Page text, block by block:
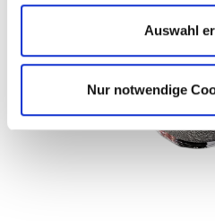
Auswahl
Nur notwendige